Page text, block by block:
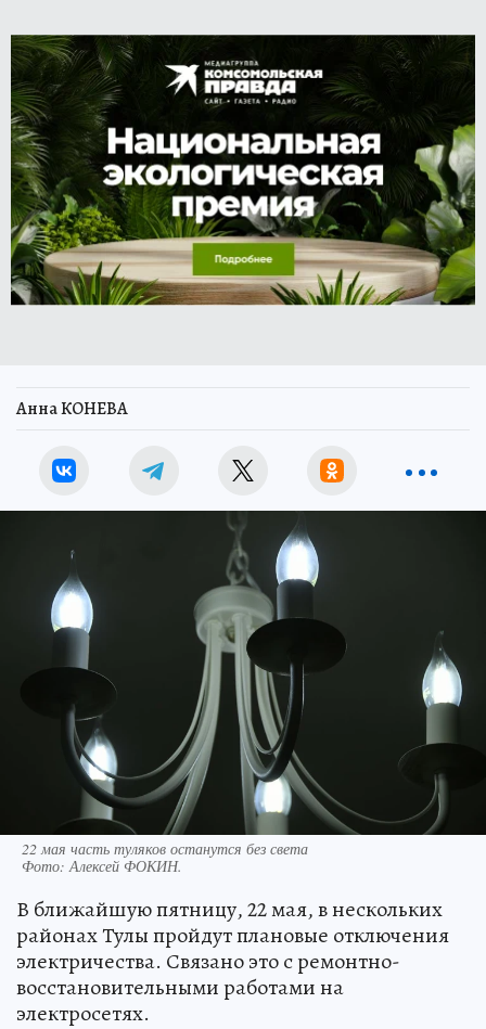
Анна КОНЕВА
22 мая часть туляков останутся без света
Фото: Алексей ФОКИН.
В ближайшую пятницу, 22 мая, в нескольких
районах Тулы пройдут плановые отключения
электричества. Связано это с ремонтно-
восстановительными работами на
электросетях.